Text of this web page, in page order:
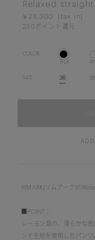
Relaxed straight
￥25,300
230 ポイント還元
COLOR.
BLK
SIZE. 36 38
RIM.ARK(リムアーク)の
■POINT：
レーヨン混の、滑らかな
ンチ生地を使用したパンツ